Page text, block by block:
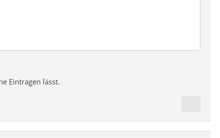
Eintragen lässt.